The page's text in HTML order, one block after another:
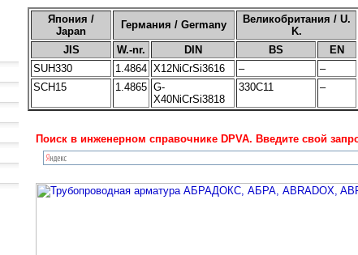
Япония /
Japan
Германия / Germany
Великобритания / U.
K.
JIS
W.-nr. DIN BS EN
SUH330
1.4864 X12NiCrSi3616 – –
SCH15
1.4865 G-
X40NiCrSi3818
330C11 –
Поиск в инженерном справочнике DPVA. Введите свой